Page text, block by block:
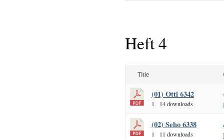
Heft 4
Title
(01) Ottl 6342
1 14 downloads
(02) Seho 6338
1 11 downloads